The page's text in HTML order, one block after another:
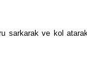
sarkarak ve kol